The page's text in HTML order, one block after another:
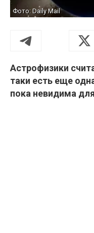
Фото: Daily Mail
Астрофизики
таки есть еще
пока невидима